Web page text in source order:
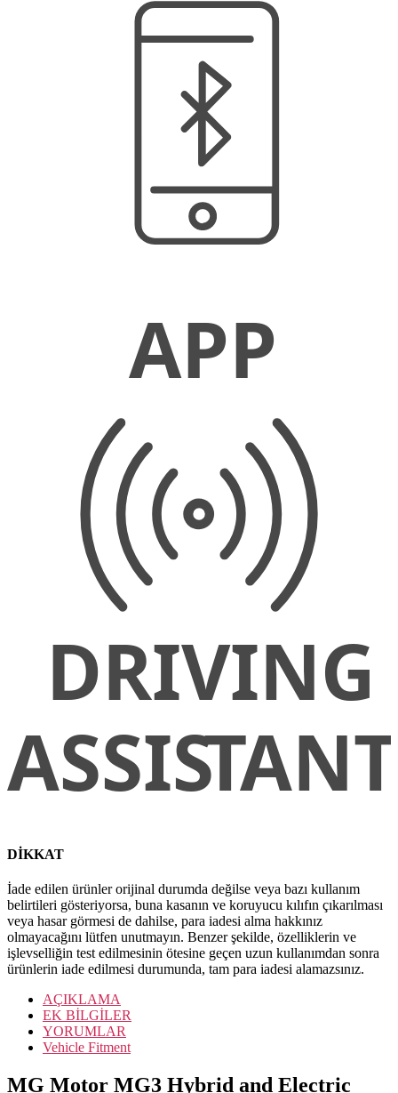
DİKKAT
İade edilen ürünler orijinal durumda değilse veya bazı kullanım
belirtileri gösteriyorsa, buna kasanın ve koruyucu kılıfın çıkarılması
veya hasar görmesi de dahilse, para iadesi alma hakkınız
olmayacağını lütfen unutmayın. Benzer şekilde, özelliklerin ve
işlevselliğin test edilmesinin ötesine geçen uzun kullanımdan sonra
ürünlerin iade edilmesi durumunda, tam para iadesi alamazsınız.
AÇIKLAMA
EK BİLGİLER
YORUMLAR
Vehicle Fitment
MG Motor MG3 Hybrid and Electric